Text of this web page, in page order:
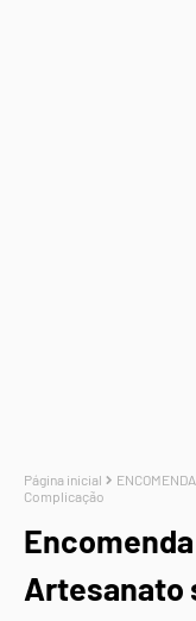
Página inicial
Complicação
Artesanato